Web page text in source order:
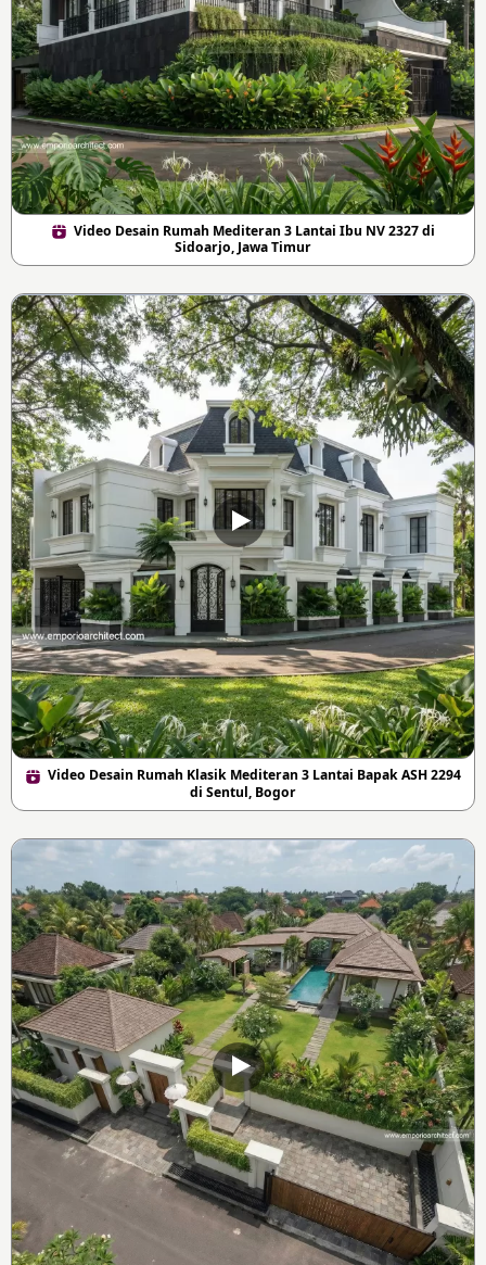
Video Desain Rumah Mediteran 3 Lantai Ibu NV 2327 di
Sidoarjo, Jawa Timur
Video Desain Rumah Klasik Mediteran 3 Lantai Bapak ASH 2294
di Sentul, Bogor